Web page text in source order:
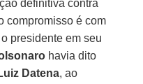
definitiva contra
compromisso é com
presidente em seu
havia dito
Datena, ao